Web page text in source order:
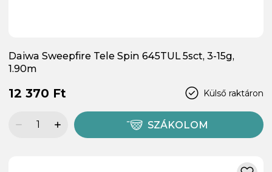
Daiwa Sweepfire Tele Spin 645TUL 5sct, 3-15g,
1.90m
Külső raktáron
12 370 Ft
SZÁKOLOM